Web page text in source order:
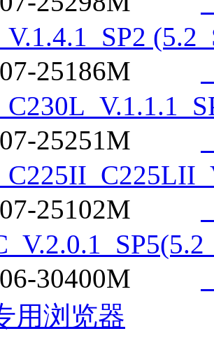
25186M
25251M
25102M
30400M
用浏览器